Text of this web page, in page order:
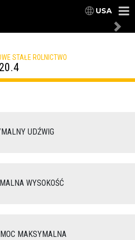
USA
STAŁE ROLNICTWO
20.4
UDŹWIG
WYSOKOŚĆ
MOC MAKSYMALNA